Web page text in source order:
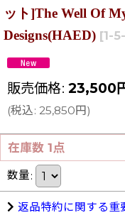
ット]The Well Of
Designs(HAED) [1-
販売価格: 23,500
(税込: 25,850円 )
在庫数 1点
数量:
返品特約に関する重